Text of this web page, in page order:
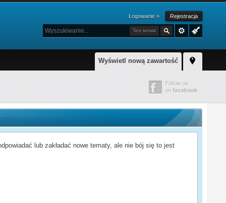
Logowanie » Rejestracja
Ten temat
Wyświetl nową zawartość
lub zakładać nowe tematy, ale nie bój się to jest